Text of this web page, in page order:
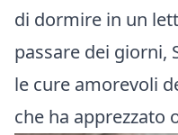
di dormire in un
passare dei giorni,
le cure amorevoli
che ha apprezzato